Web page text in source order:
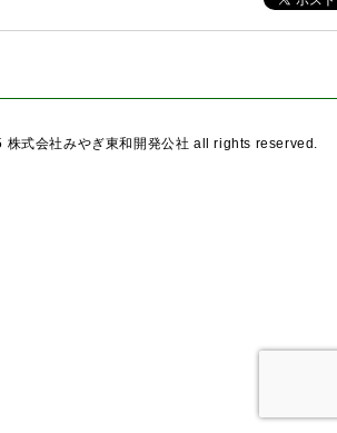
式会社みやぎ東和開発公社 all rights reserved.